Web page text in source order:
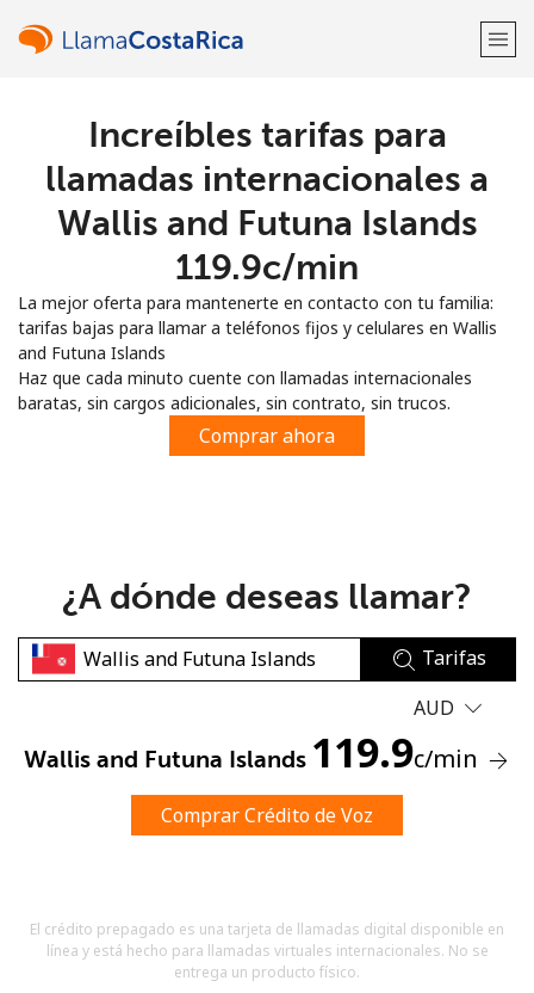
¡Bienvenido!
Regístrate con
o
Mínimo 8 caracteres
Un caracter especial
Increíbles tarifas para
llamadas internacionales a
Wallis and Futuna Islands
⁦119.9c⁩/min
La mejor oferta para mantenerte en contacto con tu familia:
tarifas bajas para llamar a teléfonos fijos y celulares en Wallis
and Futuna Islands
Haz que cada minuto cuente con llamadas internacionales
baratas, sin cargos adicionales, sin contrato, sin trucos.
Comprar ahora
¿A dónde deseas llamar?
Tarifas
AUD
Wallis and Futuna Islands 119.9c/min
Comprar Crédito de Voz
El crédito prepagado es una tarjeta de llamadas digital disponible en
línea y está hecho para llamadas virtuales internacionales. No se
entrega un producto físico.